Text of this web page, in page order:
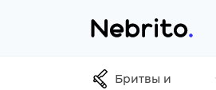
Бритвы и